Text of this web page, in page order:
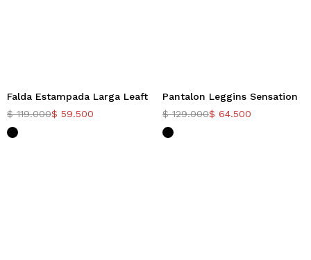
-50%
Falda Estampada Larga Leaft
$119.000$ 59.500
-50%
Pantalon Leggins Sensation
$129.000$ 64.500